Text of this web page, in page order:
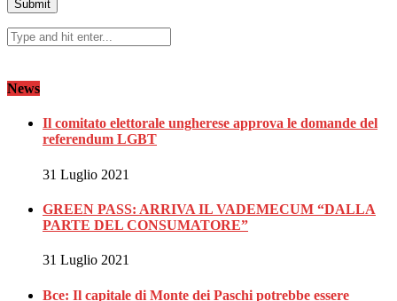
News
Il comitato elettorale ungherese approva le domande del
referendum LGBT
31 Luglio 2021
GREEN PASS: ARRIVA IL VADEMECUM “DALLA
PARTE DEL CONSUMATORE”
31 Luglio 2021
Bce: Il capitale di Monte dei Paschi potrebbe essere